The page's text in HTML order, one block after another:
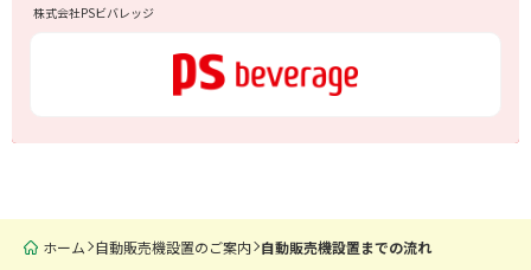
株式会社PSビバレッジ
ホーム 自動販売機設置のご案内 自動販売機設置までの流れ